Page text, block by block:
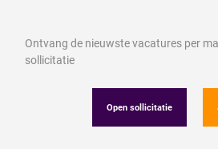
Ontvang de nieuwste vacatures per
sollicitatie
Open sollicitatie